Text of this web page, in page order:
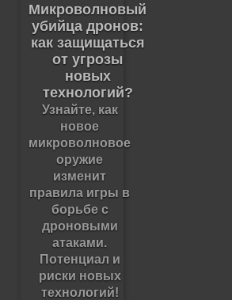
Микроволновый
убийца дронов:
как защищаться
от угрозы
новых
технологий?
Узнайте, как
новое
микроволновое
оружие
изменит
правила игры в
борьбе с
дроновыми
атаками.
Потенциал и
риски новых
технологий!